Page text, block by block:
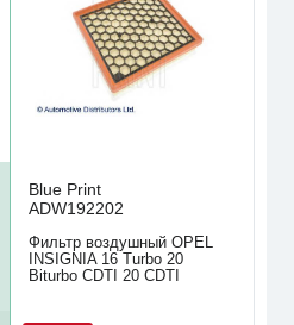
Blue Print
ADW192202
Фильтр воздушный OPEL
INSIGNIA 16 Turbo 20
Biturbo CDTI 20 CDTI